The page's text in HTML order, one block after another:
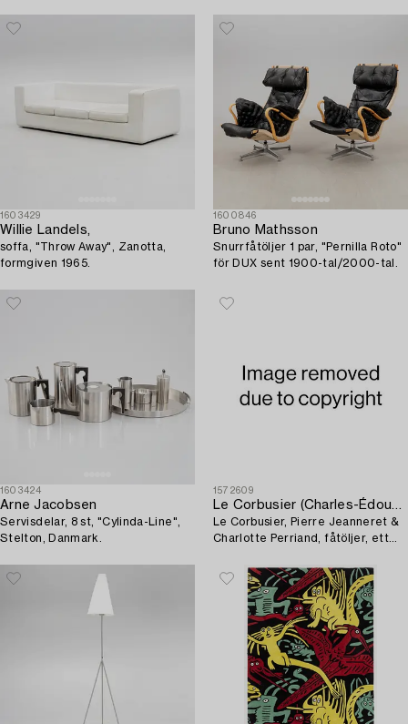
1603429
Willie Landels,
soffa, "Throw Away", Zanotta,
formgiven 1965.
1600846
Bruno Mathsson
Snurrfåtöljer 1 par, "Pernilla Roto"
för DUX sent 1900-tal/2000-tal.
1603424
Arne Jacobsen
Servisdelar, 8 st, "Cylinda-Line",
Stelton, Danmark.
1572609
Le Corbusier (Charles-Édouard Jeanneret)
Le Corbusier, Pierre Jeanneret &
Charlotte Perriand, fåtöljer, ett